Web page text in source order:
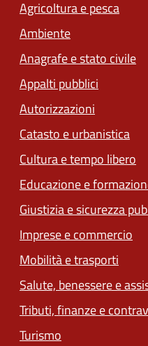
Agricoltura e pesca
Ambiente
Anagrafe e stato civile
Appalti pubblici
Autorizzazioni
Catasto e urbanistica
Cultura e tempo libero
Educazione e
Giustizia e sicurezza
Imprese e commercio
Mobilità e trasporti
Salute, benessere e
Tributi, finanze e
Turismo